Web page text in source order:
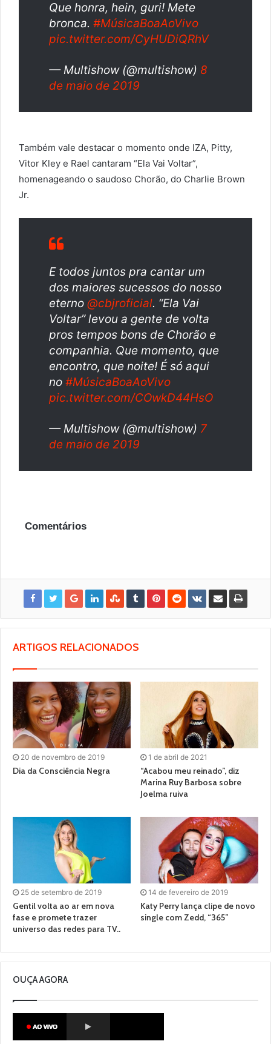
Que honra, hein, guri! Mete
bronca. #MúsicaBoaAoVivo
pic.twitter.com/CyHUDiQRhV
— Multishow (@multishow) 8
de maio de 2019
Também vale destacar o momento onde IZA, Pitty,
Vitor Kley e Rael cantaram “Ela Vai Voltar”,
homenageando o saudoso Chorão, do Charlie Brown
Jr.
E todos juntos pra cantar um
dos maiores sucessos do nosso
eterno @cbjroficial. “Ela Vai
Voltar” levou a gente de volta
pros tempos bons de Chorão e
companhia. Que momento, que
encontro, que noite! É só aqui
no #MúsicaBoaAoVivo
pic.twitter.com/COwkD44HsO
— Multishow (@multishow) 7
de maio de 2019
Comentários
ARTIGOS RELACIONADOS
20 de novembro de 2019
Dia da Consciência Negra
1 de abril de 2021
“Acabou meu reinado”, diz
Marina Ruy Barbosa sobre
Joelma ruiva
25 de setembro de 2019
Gentil volta ao ar em nova
fase e promete trazer
universo das redes para TV..
14 de fevereiro de 2019
Katy Perry lança clipe de novo
single com Zedd, “365”
OUÇA AGORA